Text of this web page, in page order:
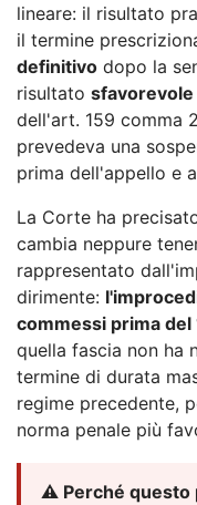
lineare: il risultato
il termine
definitivo dopo la
risultato
dell'art. 159 comma
prevedeva una
prima dell'appello e
La Corte ha
cambia neppure
rappresentato
dirimente:
commessi prima del
quella fascia non ha
termine di durata
regime precedente,
norma penale più
⚠️ Perché questo